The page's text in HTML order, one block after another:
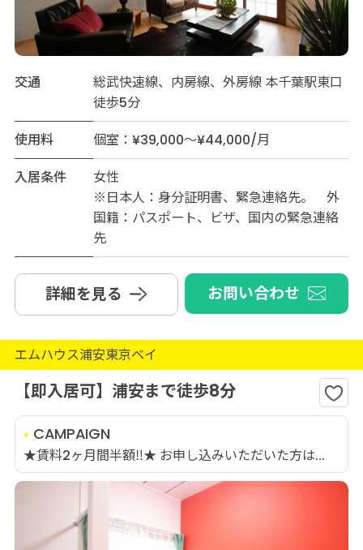
交通
総武快速線、内房線、外房線 本千葉駅東口
徒歩5分
使用料
個室：¥39,000～¥44,000/月
入居条件
女性
※日本人：身分証明書、緊急連絡先。 外
国籍：パスポート、ビザ、国内の緊急連絡
先
詳細を見る お問い合わせ
エムハウス浦安東京ベイ
【即入居可】浦安まで徒歩8分
CAMPAIGN
★賃料2ヶ月間半額‼★ お申し込みいただいた方は...